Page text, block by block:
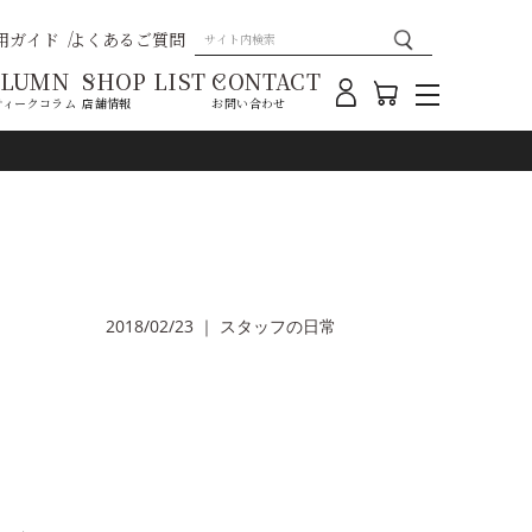
ガイド よくあるご質問
ークコラム
SHOP LIST
店舗情報
CONTACT
お問い合わせ
2018/02/23 ｜ スタッフの日常